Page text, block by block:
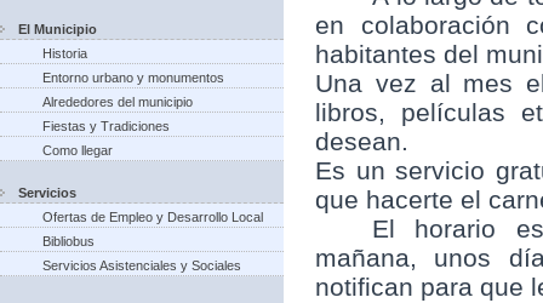
El Municipio
Historia
Entorno urbano y monumentos
Alrededores del municipio
Fiestas y Tradiciones
Como llegar
Servicios
Ofertas de Empleo y Desarrollo Local
Bibliobus
Servicios Asistenciales y Sociales
en colaboración
habitantes del
Una vez al mes
libros, películas
desean.
Es un servicio
que hacerte el
El horario
mañana, unos
notifican para que